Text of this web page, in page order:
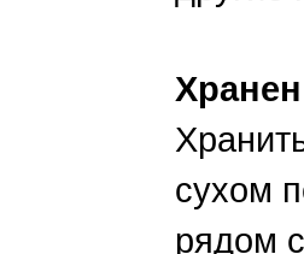
сухом
рядом